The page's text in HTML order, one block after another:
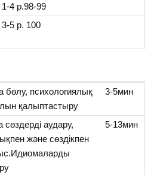
4 p.98-99
5 p. 100
бөлу, психологиялық
қалыптастыру
3-5мин
аудару,
және сөздікпен
5-13мин